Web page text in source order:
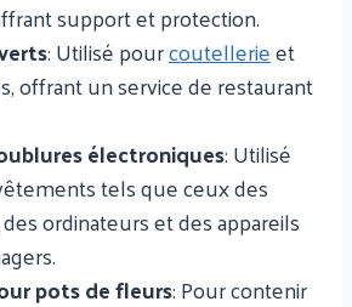
support et protection.
: Utilisé pourcoutellerieet
offrant un service de restaurant
électroniques: Utilisé
tels que ceux des
ordinateurs et des appareils
pots de fleurs: Pour contenir